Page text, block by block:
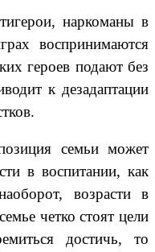
наркоманы в
воспринимаются
героев подают без
к дезадаптации
семьи может
в воспитании, как
возрасти в
четко стоят цели
достичь, то